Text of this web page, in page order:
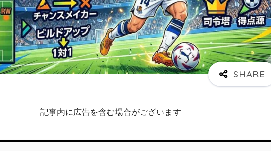
記事内に広告を含む場合がございます